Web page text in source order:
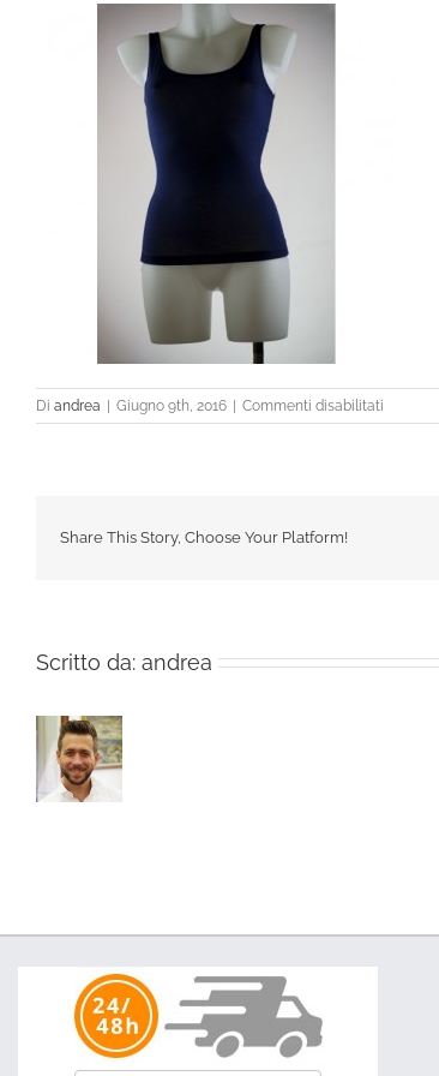
Di andrea | Giugno 9th, 2016 | Commenti disabilitati
art1236b
Share This Story, Choose Your Platform!
Scritto da: andrea